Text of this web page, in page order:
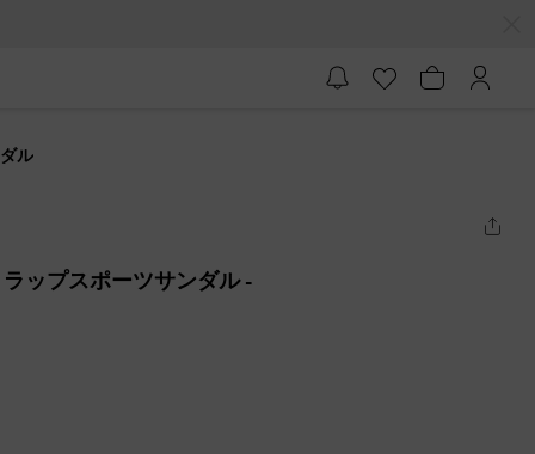
ル
ップスポーツサンダル-